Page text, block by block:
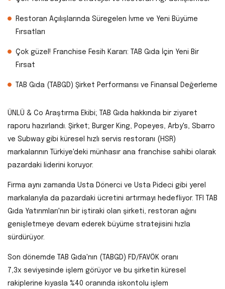
Restoran Açılışlarında Süregelen İvme ve Yeni Büyüme
Fırsatları
Çok güzel! Franchise Fesih Kararı: TAB Gıda İçin Yeni Bir
Fırsat
TAB Gıda (TABGD) Şirket Performansı ve Finansal Değerleme
ÜNLÜ & Co Araştırma Ekibi; TAB Gıda hakkında bir ziyaret
raporu hazırlandı. Şirket; Burger King, Popeyes, Arby's, Sbarro
ve Subway gibi küresel hızlı servis restoranı (HSR)
markalarının Türkiye'deki münhasır ana franchise sahibi olarak
pazardaki liderini koruyor.
Firma aynı zamanda Usta Dönerci ve Usta Pideci gibi yerel
markalarıyla da pazardaki ücretini artırmayı hedefliyor. TFI TAB
Gıda Yatırımları'nın bir iştiraki olan şirketi, restoran ağını
genişletmeye devam ederek büyüme stratejisini hızla
sürdürüyor.
Son dönemde TAB Gıda'nın (TABGD) FD/FAVÖK oranı
7,3x seviyesinde işlem görüyor ve bu şirketin küresel
rakiplerine kıyasla %40 oranında iskontolu işlem